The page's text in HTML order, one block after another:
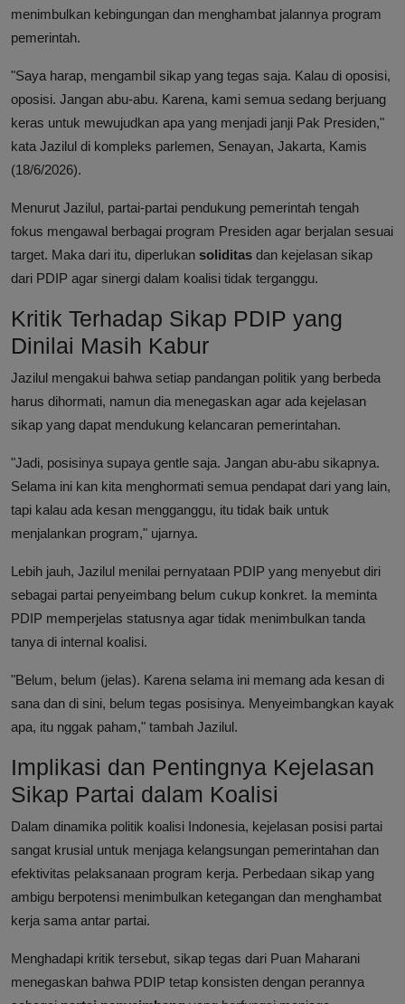
menimbulkan kebingungan dan menghambat jalannya program
pemerintah.
"Saya harap, mengambil sikap yang tegas saja. Kalau di oposisi,
oposisi. Jangan abu-abu. Karena, kami semua sedang berjuang
keras untuk mewujudkan apa yang menjadi janji Pak Presiden,"
kata Jazilul di kompleks parlemen, Senayan, Jakarta, Kamis
(18/6/2026).
Menurut Jazilul, partai-partai pendukung pemerintah tengah
fokus mengawal berbagai program Presiden agar berjalan sesuai
target. Maka dari itu, diperlukan soliditas dan kejelasan sikap
dari PDIP agar sinergi dalam koalisi tidak terganggu.
Kritik Terhadap Sikap PDIP yang
Dinilai Masih Kabur
Jazilul mengakui bahwa setiap pandangan politik yang berbeda
harus dihormati, namun dia menegaskan agar ada kejelasan
sikap yang dapat mendukung kelancaran pemerintahan.
"Jadi, posisinya supaya gentle saja. Jangan abu-abu sikapnya.
Selama ini kan kita menghormati semua pendapat dari yang lain,
tapi kalau ada kesan mengganggu, itu tidak baik untuk
menjalankan program," ujarnya.
Lebih jauh, Jazilul menilai pernyataan PDIP yang menyebut diri
sebagai partai penyeimbang belum cukup konkret. Ia meminta
PDIP memperjelas statusnya agar tidak menimbulkan tanda
tanya di internal koalisi.
"Belum, belum (jelas). Karena selama ini memang ada kesan di
sana dan di sini, belum tegas posisinya. Menyeimbangkan kayak
apa, itu nggak paham," tambah Jazilul.
Implikasi dan Pentingnya Kejelasan
Sikap Partai dalam Koalisi
Dalam dinamika politik koalisi Indonesia, kejelasan posisi partai
sangat krusial untuk menjaga kelangsungan pemerintahan dan
efektivitas pelaksanaan program kerja. Perbedaan sikap yang
ambigu berpotensi menimbulkan ketegangan dan menghambat
kerja sama antar partai.
Menghadapi kritik tersebut, sikap tegas dari Puan Maharani
menegaskan bahwa PDIP tetap konsisten dengan perannya